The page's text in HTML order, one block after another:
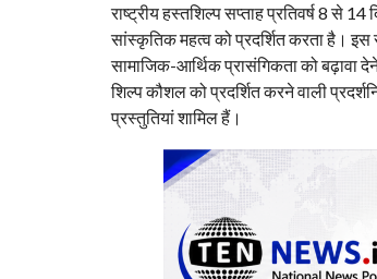
राष्ट्रीय हस्तशिल्प सप्ताह प्रतिवर्ष 8 से
सांस्कृतिक महत्व को प्रदर्शित करता है।
सामाजिक-आर्थिक प्रासंगिकता को बढ़ावा
शिल्प कौशल को प्रदर्शित करने वाली
प्रस्तुतियां शामिल हैं।